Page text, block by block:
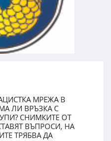
МРЕЖА В
ЛИ ВРЪЗКА С
СНИМКИТЕ ОТ
ВЪПРОСИ, НА
ТРЯБВА ДА